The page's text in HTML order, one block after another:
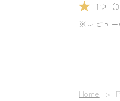
1つ（0
※レビュー
Home >